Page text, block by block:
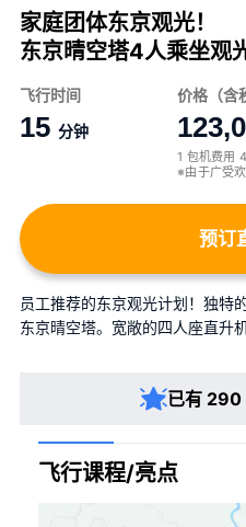
家庭团体东京观光！
东京晴空塔4人乘坐观
飞行时间
15 分钟
价格（含
1 包机费用
※由于广受
预订
员工推荐的东京观光计划！独特
东京晴空塔。宽敞的四人座直升
已有 290
飞行课程/亮点